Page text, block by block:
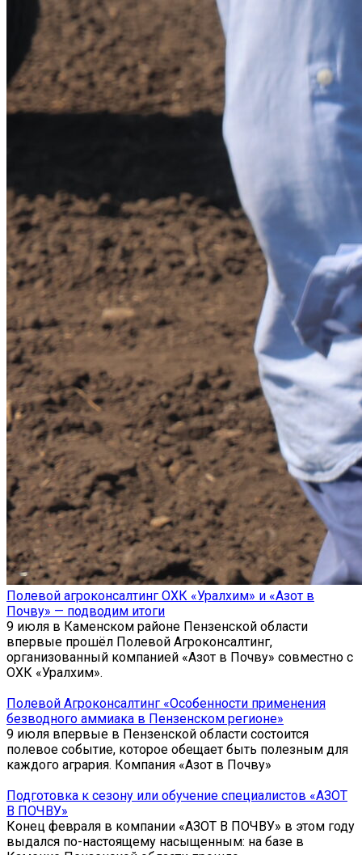
Полевой агроконсалтинг ОХК «Уралхим» и «Азот в
Почву» — подводим итоги
9 июля в Каменском районе Пензенской области
впервые прошёл Полевой Агроконсалтинг,
организованный компанией «Азот в Почву» совместно с
ОХК «Уралхим».
Полевой Агроконсалтинг «Особенности применения
безводного аммиака в Пензенском регионе»
9 июля впервые в Пензенской области состоится
полевое событие, которое обещает быть полезным для
каждого агрария. Компания «Азот в Почву»
Подготовка к сезону или обучение специалистов «АЗОТ
В ПОЧВУ»
Конец февраля в компании «АЗОТ В ПОЧВУ» в этом году
выдался по-настоящему насыщенным: на базе в